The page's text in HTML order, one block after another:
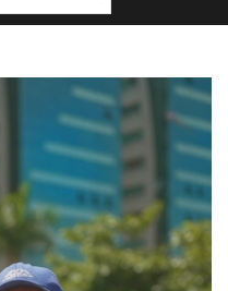
LEGAIS